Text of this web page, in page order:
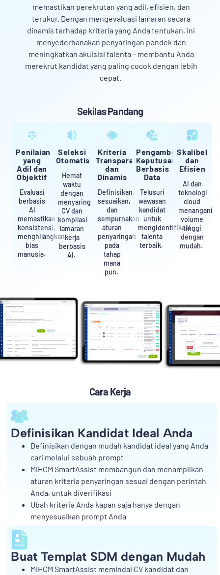
memastikan perekrutan yang adil, efisien, dan
terukur. Dengan mengevaluasi lamaran secara
dinamis terhadap kriteria yang Anda tentukan, ini
menyederhanakan penyaringan pendek dan
meningkatkan akuisisi talenta – membantu Anda
merekrut kandidat yang paling cocok dengan lebih
cepat.
Sekilas Pandang
Penilaian
yang
Adil dan
Objektif
Evaluasi
berbasis
AI
memastikan
konsistensi,
menghilangkan
bias
manusia.
Seleksi
Otomatis
Hemat
waktu
dengan
menyaring
CV dan
kompilasi
lamaran
kerja
berbasis
AI.
Kriteria
Transparan
dan
Dinamis
Definisikan,
sesuaikan,
dan
sempurnakan
aturan
penyaringan
pada
tahap
mana
pun.
Pengambilan
Keputusan
Berbasis
Data
Telusuri
wawasan
kandidat
untuk
mengidentifikasi
talenta
terbaik.
Skalibel
dan
Efisien
AI dan
teknologi
cloud
menangani
volume
tinggi
dengan
mudah.
Cara Kerja
Definisikan Kandidat Ideal Anda
Definisikan dengan mudah kandidat ideal yang Anda
cari melalui sebuah prompt
MiHCM SmartAssist membangun dan menampilkan
aturan kriteria penyaringan sesuai dengan perintah
Anda, untuk diverifikasi
Ubah kriteria Anda kapan saja hanya dengan
menyesuaikan prompt Anda
Buat Templat SDM dengan Mudah
MiHCM SmartAssist memindai CV kandidat dan